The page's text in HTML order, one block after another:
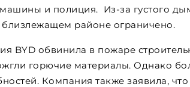
и полиция. Из-за густого
районе ограничено.
BYD обвинила в пожаре
горючие материалы. Однако
Компания также заявила,